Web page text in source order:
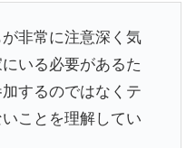
非常に注意深く気
いる必要があるた
するのではなくテ
ことを理解してい